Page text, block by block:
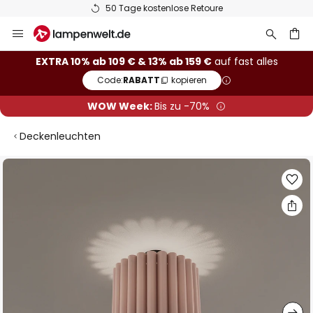
Europas größte
Inhalt
springen
EXTRA 10% ab 109 € & 13% ab 159 €auf fast alles
Code:RABATT kopieren
WOW Week:Bis zu -70%
Deckenleuchten
Zum